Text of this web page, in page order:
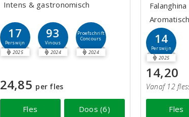
Intens & gastronomisch
17
Perswijn
2025
93
Vinous
2024
Proefschrift
Concours
2024
24,85 per fles
Fles Doos (6)
14
Perswijn
2025
14,20
Vanaf 12
Fles